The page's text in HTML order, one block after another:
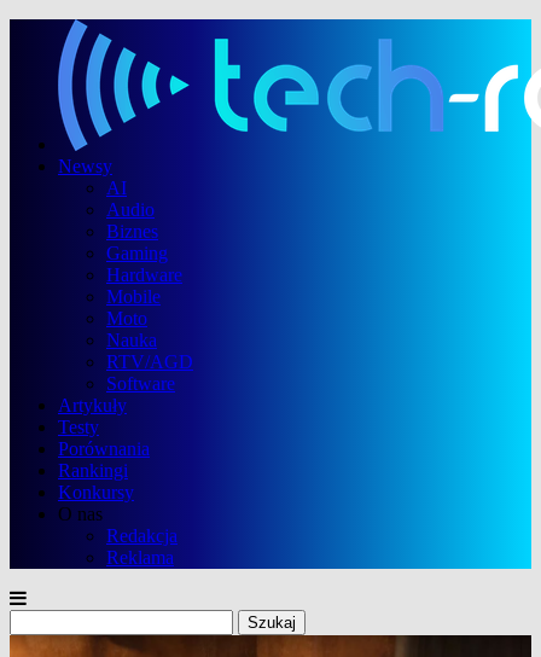
Newsy
AI
Audio
Biznes
Gaming
Hardware
Mobile
Moto
Nauka
RTV/AGD
Software
Artykuły
Testy
Porównania
Rankingi
Konkursy
O nas
Redakcja
Reklama